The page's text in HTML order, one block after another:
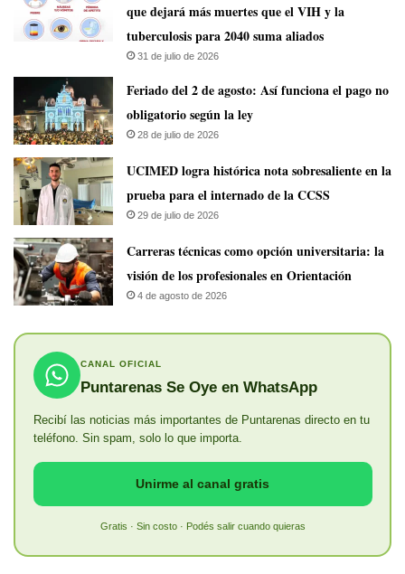
que dejará más muertes que el VIH y la
tuberculosis para 2040 suma aliados
31 de julio de 2026
Feriado del 2 de agosto: Así funciona el pago no
obligatorio según la ley
28 de julio de 2026
UCIMED logra histórica nota sobresaliente en la
prueba para el internado de la CCSS
29 de julio de 2026
Carreras técnicas como opción universitaria: la
visión de los profesionales en Orientación
4 de agosto de 2026
CANAL OFICIAL
Puntarenas Se Oye en WhatsApp
Recibí las noticias más importantes de Puntarenas directo en tu
teléfono. Sin spam, solo lo que importa.
Unirme al canal gratis
Gratis · Sin costo · Podés salir cuando quieras